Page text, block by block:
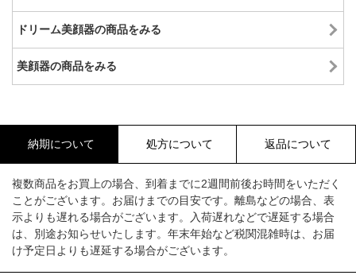
ドリーム美顔器の商品をみる
美顔器の商品をみる
納期について 処方について 返品について
複数商品をお買上の場合、到着までに2週間前後お時間をいただく
ことがございます。お届けまでの目安です。離島などの場合、表
示よりも遅れる場合がございます。入荷遅れなどで遅延する場合
は、別途お知らせいたします。年末年始など税関混雑時は、お届
け予定日よりも遅延する場合がございます。